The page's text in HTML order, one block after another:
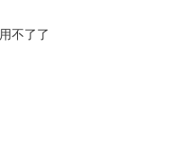
不了了